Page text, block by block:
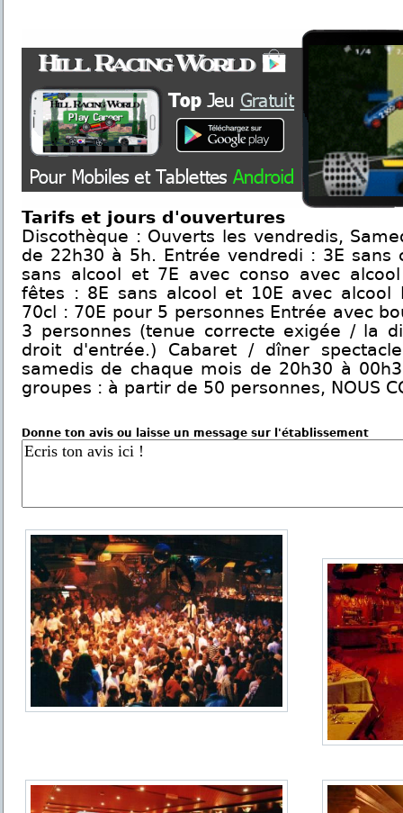
Tarifs et jours d'ouvertures
Discothèque : Ouverts les vendredis,
de 22h30 à 5h. Entrée vendredi : 3E sans
sans alcool et 7E avec conso avec
fêtes : 8E sans alcool et 10E avec alcool
70cl : 70E pour 5 personnes Entrée avec
3 personnes (tenue correcte exigée / la
droit d'entrée.) Cabaret / dîner
samedis de chaque mois de 20h30 à
groupes : à partir de 50 personnes, NOUS
Donne ton avis ou laisse un message sur l'établissement